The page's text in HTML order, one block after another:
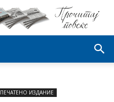
ПЕЧАТЕНО ИЗДАНИЕ